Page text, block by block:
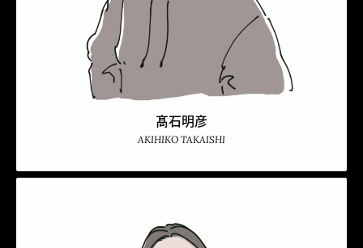
髙石明彦
AKIHIKO TAKAISHI